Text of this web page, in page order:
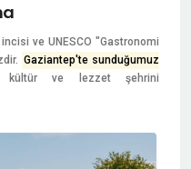
ve UNESCO "Gastronomi
Gaziantep'te sunduğumuz
ve lezzet şehrini